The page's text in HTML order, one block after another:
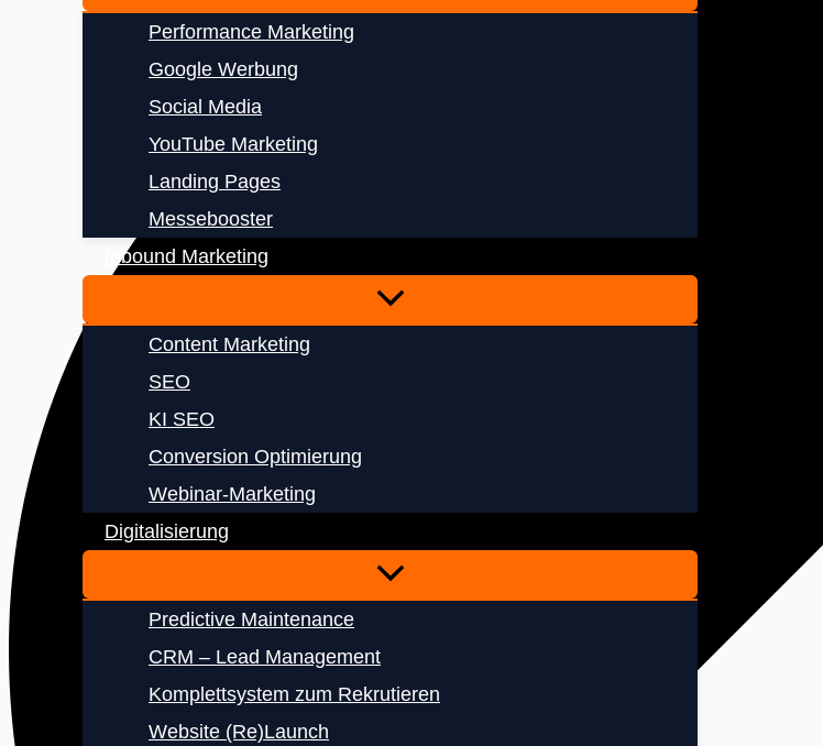
Performance Marketing
Google Werbung
Social Media
YouTube Marketing
Landing Pages
Messebooster
Inbound Marketing
Content Marketing
SEO
KI SEO
Conversion Optimierung
Webinar-Marketing
Digitalisierung
Predictive Maintenance
CRM – Lead Management
Komplettsystem zum Rekrutieren
Website (Re)Launch